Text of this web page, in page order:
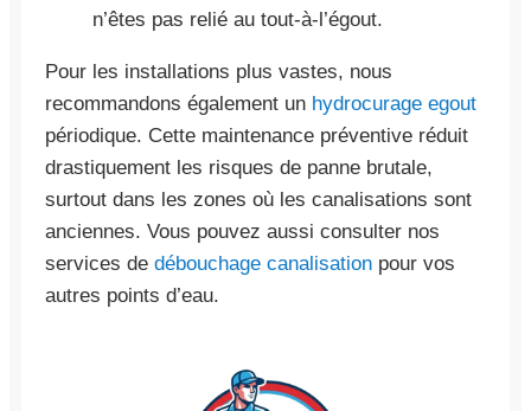
n’êtes pas relié au tout-à-l’égout.
Pour les installations plus vastes, nous
recommandons également un hydrocurage egout
périodique. Cette maintenance préventive réduit
drastiquement les risques de panne brutale,
surtout dans les zones où les canalisations sont
anciennes. Vous pouvez aussi consulter nos
services de débouchage canalisation pour vos
autres points d’eau.